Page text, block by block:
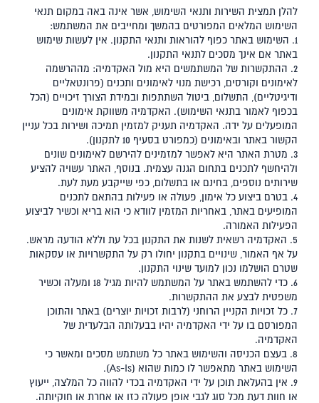
להלן תמצית השירות ותנאי השימוש, אשר אינה באה במקום תנאי
השימוש המלאים המפורטים בהמשך ומחייבים את המשתמש:
1. השימוש באתר כפוף להוראות ותנאי התקנון. אין לעשות שימוש
באתר אם אינך מסכים לתנאי התקנון.
2. ההתקשרות של המשתמשים היא מול האקדמיה: מההרשמה
לאימונים וקורסים, רכישת מנוי לאימונים ותכנים (פרונטאליים
ודיגיטליים), התשלום, ביטול השתתפות ובמידת הצורך זיכויים (הכל
בכפוף לאמור בתנאי השימוש). האקדמיה משווקת אימונים
המופעלים על ידה. האקדמיה תעניק למזמין תמיכה ושירות בכל עניין
הקשור באתר ובאימונים (כמפורט בסעיף ‎10 לתקנון).
3. מטרת האתר היא לאפשר למזמינים להירשם לאימונים שונים
ולהיחשף לתכנים בתחום הגנה עצמית. בנוסף, האתר עשויה להציע
שירותים נוספים, בחינם או בתשלום, כפי שייקבע מעת לעת.
4. בטרם ביצוע כל אימון, פעולה או פעילות בהתאם לתכנים
המופיעים באתר, באחריות המזמין לוודא כי הוא בריא וכשיר לביצוע
הפעילות האמורה.
5. האקדמיה רשאית לשנות את התקנון בכל עת וללא הודעה מראש.
על אף האמור, שינויים בתקנון יחולו רק על התקשרויות או עסקאות
שטרם הושלמו נכון למועד שינוי התקנון.
6. כדי להשתמש באתר על המשתמש להיות מגיל 18 ומעלה וכשיר
משפטית לבצע את ההתקשרות.
7. כל זכויות הקניין הרוחני (לרבות זכויות יוצרים) באתר והתוכן
המפורסם בו על ידי האקדמיה יהיו בבעלותה הבלעדית של
האקדמיה.
8. בעצם הכניסה והשימוש באתר כל משתמש מסכים ומאשר כי
השימוש באתר מתאפשר לו כמות שהוא (As-Is).
9. אין בהעלאת תוכן על ידי האקדמיה בכדי להווה כל המלצה, ייעוץ
או חוות דעת מכל סוג לגבי אופן פעולה כזו או אחרת או חוקיותה.